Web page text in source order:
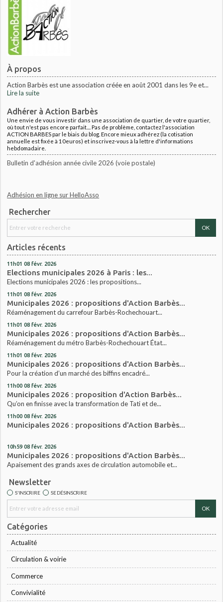
À propos
Action Barbès est une association créée en août 2001 dans les 9e et...
Lire la suite
Adhérer à Action Barbès
Une envie de vous investir dans une association de quartier, de votre quartier,
où tout n'est pas encore parfait.... Pas de problème, contactez l'association
ACTION BARBES par le biais du blog. Encore mieux adhérez (la cotisation
annuelle est fixée à 10euros) et inscrivez-vous à la lettre d'informations
hebdomadaire.
Bulletin d'adhésion année civile 2026 (voie postale)
Adhésion en ligne sur HelloAsso
Rechercher
Articles récents
11h01 08 févr. 2026
Elections municipales 2026 à Paris : les...
Elections municipales 2026 : les propositions...
11h01 08 févr. 2026
Municipales 2026 : propositions d'Action Barbès...
Réaménagement du carrefour Barbès-Rochechouart...
11h01 08 févr. 2026
Municipales 2026 : propositions d'Action Barbès...
Réaménagement du métro Barbès-Rochechouart État...
11h01 08 févr. 2026
Municipales 2026 : propositions d'Action Barbès...
Pour la création d’un marché des biffins encadré...
11h00 08 févr. 2026
Municipales 2026 : proposition d'Action Barbès...
Qu’on en finisse avec la transformation de Tati et de...
11h00 08 févr. 2026
Municipales 2026 : propositions d'Action Barbès...
10h59 08 févr. 2026
Municipales 2026 : propositions d'Action Barbès...
Apaisement des grands axes de circulation automobile et...
Newsletter
S'INSCRIRE SE DÉSINSCRIRE
Catégories
Actualité
Circulation & voirie
Commerce
Convivialité